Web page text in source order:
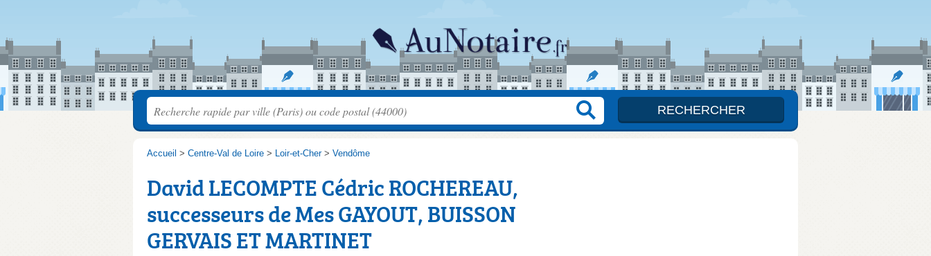
Accueil > Centre-Val de Loire > Loir-et-Cher> Vendôme
David LECOMPTE Cédric ROCHEREAU,
successeurs de Mes GAYOUT, BUISSON
GERVAIS ET MARTINET